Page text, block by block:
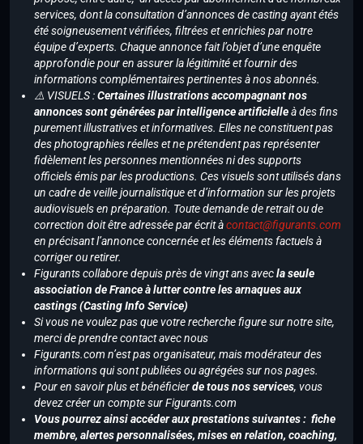
services, dont la consultation d’annonces de casting ayant étés
été soigneusement vérifiées, filtrées et enrichies par notre
équipe d’experts. Chaque annonce fait l’objet d’une enquête
approfondie pour en assurer la légitimité et fournir des
informations complémentaires pertinentes à nos abonnés.
⚠️ VISUELS :Certaines illustrations accompagnant nos
annonces sont générées par intelligence artificielleà des fins
purement illustratives et informatives. Elles ne constituent pas
des photographies réelles et ne prétendent pas représenter
fidèlement les personnes mentionnées ni des supports
officiels émis par les productions. Ces visuels sont utilisés dans
un cadre de veille journalistique et d’information sur les projets
audiovisuels en préparation. Toute demande de retrait ou de
correction doit être adressée par écrit àcontact@figurants.com
en précisant l’annonce concernée et les éléments factuels à
corriger ou retirer.
Figurants collabore depuis près de vingt ans avecla seule
association de France à lutter contre les arnaques aux
castings (Casting Info Service)
Si vous ne voulez pas que votre recherche figure sur notre site,
merci de prendre contact avec nous
Figurants.com n’est pas organisateur, mais modérateur des
informations qui sont publiées ou agrégées sur nos pages.
Pour en savoir plus et bénéficierde tous nos services, vous
devez créer un compte sur Figurants.com
Vous pourrez ainsi accéder aux prestations suivantes : fiche
membre, alertes personnalisées, mises en relation, coaching,